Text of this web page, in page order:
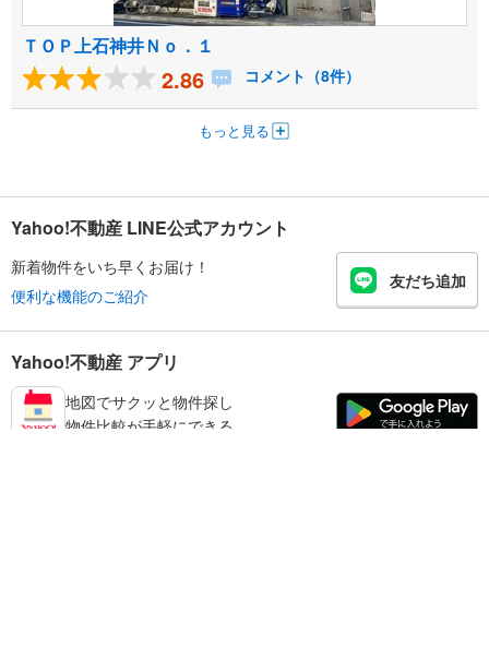
ＴＯＰ上石神井Ｎｏ．１
2.86 コメント（8件）
もっと見る
Yahoo!不動産 LINE公式アカウント
新着物件をいち早くお届け！
便利な機能のご紹介
友だち追加
Yahoo!不動産 アプリ
地図でサクッと物件探し
物件比較が手軽にできる